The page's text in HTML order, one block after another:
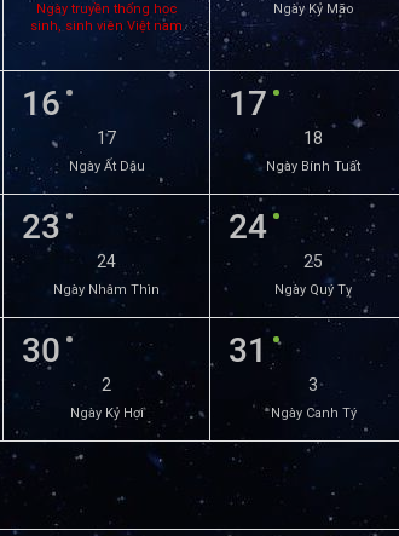
Ngày truyền thống học
sinh, sinh viên Việt nam
Ngày Kỷ Mão
16
17
Ngày Ất Dậu
17
18
Ngày Bính Tuất
23
24
Ngày Nhâm Thìn
24
25
Ngày Quý Tỵ
30
2
Ngày Kỷ Hợi
31
3
Ngày Canh Tý